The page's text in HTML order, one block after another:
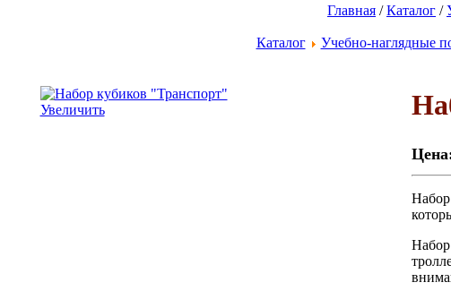
Главная /Каталог /
Каталог Учебно-наглядные
Увеличить
Набор
Набор